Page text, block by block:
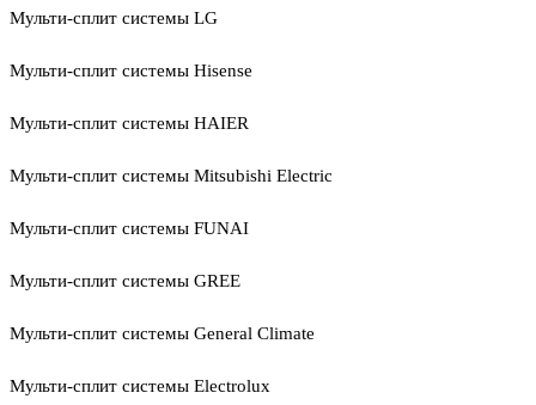
Мульти-сплит системы LG
Мульти-сплит системы Hisense
Мульти-сплит системы HAIER
Мульти-сплит системы Mitsubishi Electric
Мульти-сплит системы FUNAI
Мульти-сплит системы GREE
Мульти-сплит системы General Climate
Мульти-сплит системы Electrolux